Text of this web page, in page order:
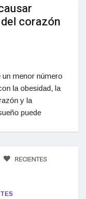
corazón
un menor número
la obesidad, la
y la
puede
RECIENTES